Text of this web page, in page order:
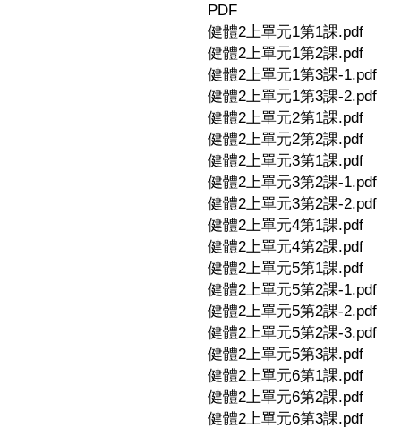
PDF
健體2上單元1第1課.pdf
健體2上單元1第2課.pdf
健體2上單元1第3課-1.pdf
健體2上單元1第3課-2.pdf
健體2上單元2第1課.pdf
健體2上單元2第2課.pdf
健體2上單元3第1課.pdf
健體2上單元3第2課-1.pdf
健體2上單元3第2課-2.pdf
健體2上單元4第1課.pdf
健體2上單元4第2課.pdf
健體2上單元5第1課.pdf
健體2上單元5第2課-1.pdf
健體2上單元5第2課-2.pdf
健體2上單元5第2課-3.pdf
健體2上單元5第3課.pdf
健體2上單元6第1課.pdf
健體2上單元6第2課.pdf
健體2上單元6第3課.pdf